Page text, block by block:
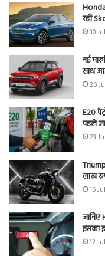
रही
30
नई
साथ
26
E20
पहले
23
लाख
16
इसका
12